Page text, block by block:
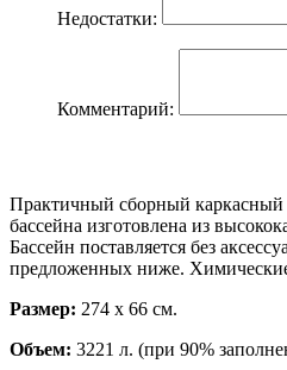
Недостатки:
Комментарий:
Практичный сборный каркасный
бассейна изготовлена из
Бассейн поставляется без
предложенных ниже. Химические
Размер: 274 х 66 см.
Объем: 3221 л. (при 90%